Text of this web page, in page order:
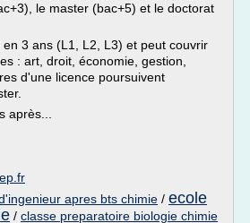
le master (bac+5) et le doctorat
3 ans (L1, L2, L3) et peut couvrir
: art, droit, économie, gestion,
d'une licence poursuivent
après...
apres bts chimie / ecole
/ classe preparatoire biologie chimie